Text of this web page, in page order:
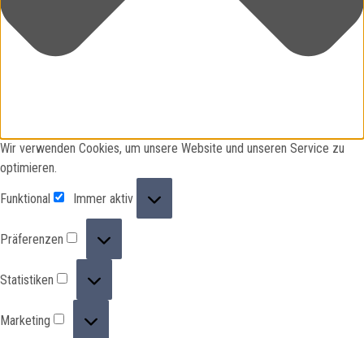
Wir verwenden Cookies, um unsere Website und unseren Service zu
optimieren.
Funktional
Immer aktiv
Präferenzen
Statistiken
Marketing